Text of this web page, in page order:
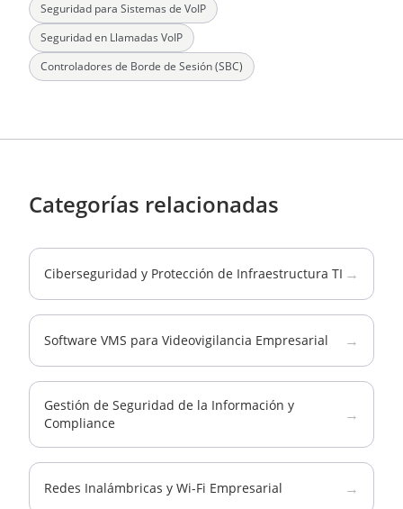
Seguridad para Sistemas de VoIP
Seguridad en Llamadas VoIP
Controladores de Borde de Sesión (SBC)
Categorías relacionadas
Ciberseguridad y Protección de Infraestructura TI →
Software VMS para Videovigilancia Empresarial →
Gestión de Seguridad de la Información y
Compliance
→
Redes Inalámbricas y Wi-Fi Empresarial →